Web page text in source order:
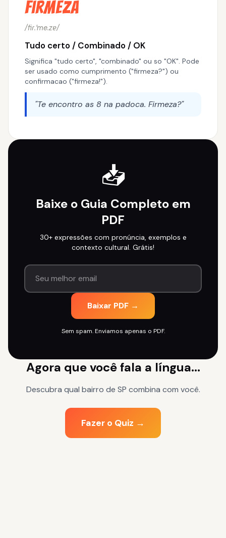
Firmeza
/fiɾ.ˈme.zɐ/
Tudo certo / Combinado / OK
Significa "tudo certo", "combinado" ou so "OK". Pode
ser usado como cumprimento ("firmeza?") ou
confirmacao ("firmeza!").
"Te encontro as 8 na padoca. Firmeza?"
📥
Baixe o Guia Completo em
PDF
30+ expressões com pronúncia, exemplos e
contexto cultural. Grátis!
Baixar PDF →
Sem spam. Enviamos apenas o PDF.
Agora que você fala a língua...
Descubra qual bairro de SP combina com você.
Fazer o Quiz →